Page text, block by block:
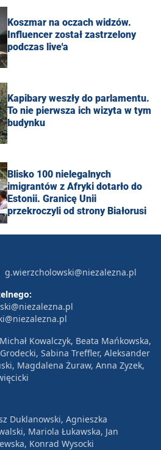
Koszmar na oczach widzów.
Influencer został zastrzelony
podczas live'a
Kapibary weszły do parlamentu.
To nie pierwsza ich wizyta w tym
budynku
Blisko 100 nielegalnych
imigrantów z Afryki dotarło do
Estonii. Granicę Unii
przekroczyli od strony Białorusi
g.wierzcholowski@niezalezna.pl
Kowalczyk, Beata Mańkowska,
Sabina Treffler, Aleksander
Magdalena Żuraw, Anna Zyzek,
Duklanowski, Agnieszka
Mariola Łukawska, Jan
Konrad Wysocki